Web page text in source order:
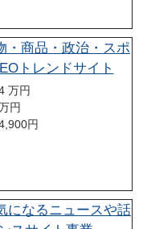
・商品・政治・スポ
トレンドサイト
万円
円
円
になるニュースや話